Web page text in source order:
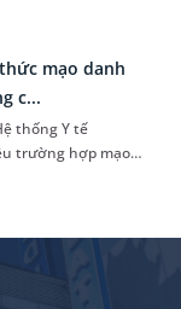
tảng mua sắm
cấp dược phẩm,
thiết bị y tế chính
sóc sức khỏe
mạo danh
c...
thống Y tế
trường hợp mạo
hình thức khác
càng tinh vi,
đảo tài chính, xâm